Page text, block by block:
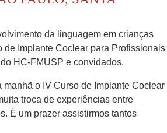
da linguagem em crianças
de Implante Coclear para Profissionais
HC-FMUSP e convidados.
o IV Curso de Implante Coclear
troca de experiências entre
É um prazer assistirmos tantos